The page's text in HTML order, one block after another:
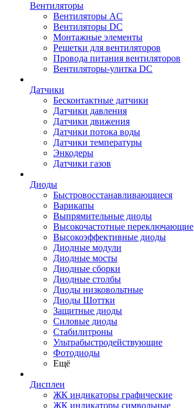
Вентиляторы
Вентиляторы AC
Вентиляторы DC
Монтажные элементы
Решетки для вентиляторов
Провода питания вентиляторов
Вентиляторы-улитка DC
Датчики
Бесконтактные датчики
Датчики давления
Датчики движения
Датчики потока воды
Датчики температуры
Энкодеры
Датчики газов
Диоды
Быстровосстанавливающиеся
Варикапы
Выпрямительные диоды
Высокочастотные переключающие
Высокоэффективные диоды
Диодные модули
Диодные мосты
Диодные сборки
Диодные столбы
Диоды низковольтные
Диоды Шоттки
Защитные диоды
Силовые диоды
Стабилитроны
Ультрабыстродействующие
Фотодиоды
Ещё
Дисплеи
ЖК индикаторы графические
ЖК индикаторы символьные